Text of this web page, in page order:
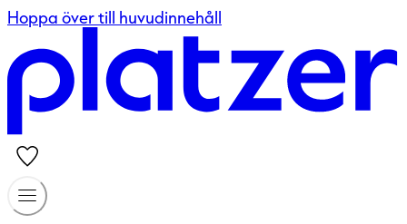
Hoppa över till huvudinnehåll